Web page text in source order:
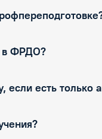
в ФРДО?
есть только